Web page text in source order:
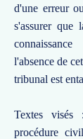
d'une erreur
s'assurer que
l'absence de
tribunal est
Textes
procédure